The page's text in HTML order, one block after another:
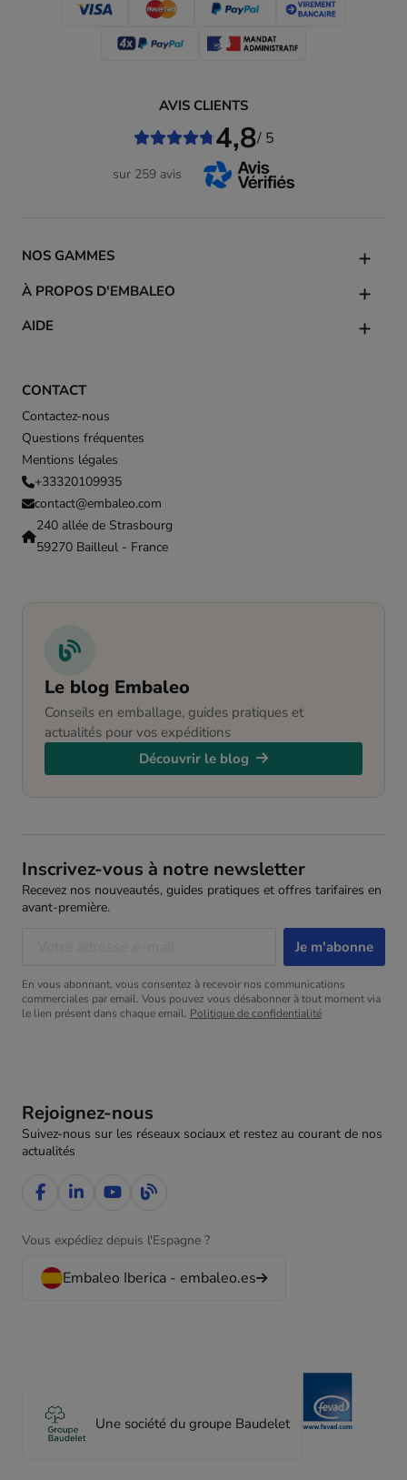
CONTACT
Contactez-nous
Questions fréquentes
Mentions légales
+33320109935
contact@embaleo.com
240 allée de Strasbourg
59270 Bailleul - France
NOS GAMMES
À PROPOS D'EMBALEO
AIDE
AVIS CLIENTS
4,8/ 5
sur 259 avis
Le blog Embaleo
Conseils en emballage, guides pratiques et
actualités pour vos expéditions
Découvrir le blog
Rejoignez-nous
Suivez-nous sur les réseaux sociaux et restez au courant de nos
actualités
Vous expédiez depuis l'Espagne ?
Embaleo Iberica - embaleo.es
Une société du groupe Baudelet
Inscrivez-vous à notre newsletter
Recevez nos nouveautés, guides pratiques et offres tarifaires en
avant-première.
En vous abonnant, vous consentez à recevoir nos communications
commerciales par email. Vous pouvez vous désabonner à tout moment via
le lien présent dans chaque email. Politique de confidentialité